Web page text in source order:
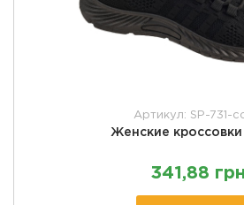
Артикул: SP-731-
Женские кроссовки
341,88 грн